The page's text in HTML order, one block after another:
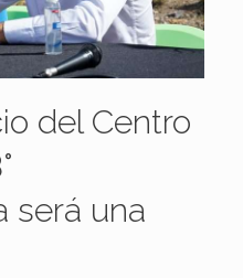
del Centro
será una